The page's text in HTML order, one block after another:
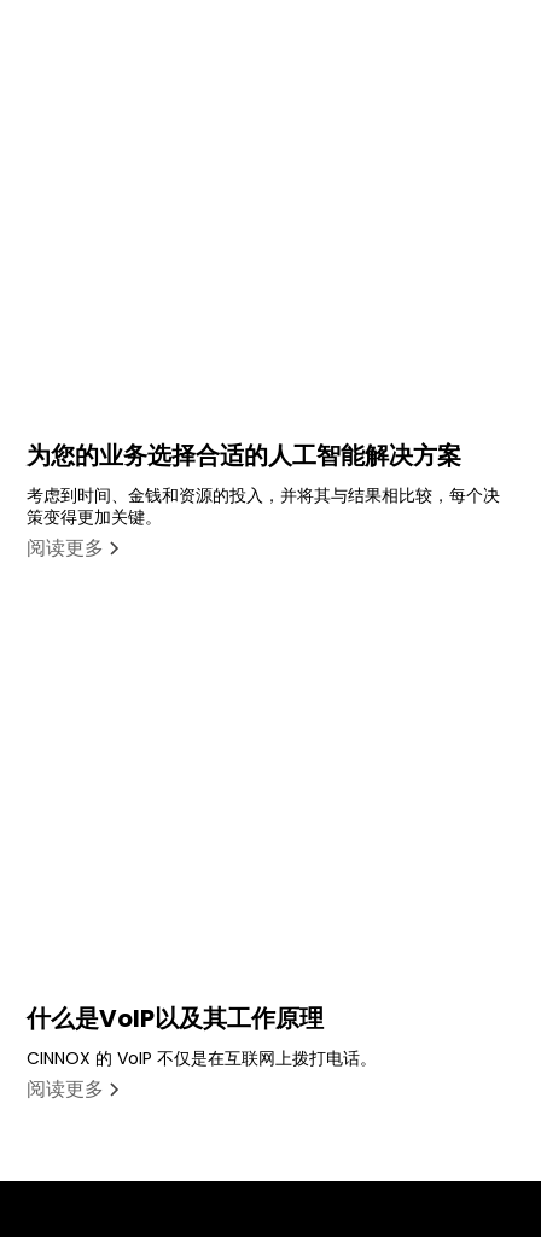
为您的业务选择合适的人工智能解决方案
考虑到时间、金钱和资源的投入，并将其与结果相比较，每个决
策变得更加关键。
阅读更多
什么是VoIP以及其工作原理
CINNOX 的 VoIP 不仅是在互联网上拨打电话。
阅读更多